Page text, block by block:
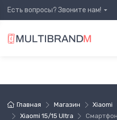
Есть вопросы? Звоните нам!
Главная Магазин Xiaomi
Xiaomi 15/15 Ultra